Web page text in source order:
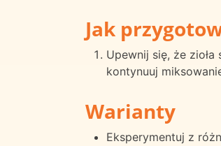
Jak
Upewnij się, że
kontynuuj
Warianty
Eksperymentuj z